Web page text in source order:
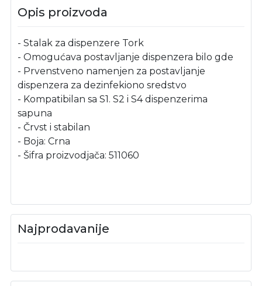
Opis proizvoda
- Stalak za dispenzere Tork
- Omogućava postavljanje dispenzera bilo gde
- Prvenstveno namenjen za postavljanje
dispenzera za dezinfekiono sredstvo
- Kompatibilan sa S1. S2 i S4 dispenzerima
sapuna
- Črvst i stabilan
- Boja: Crna
- Šifra proizvodjača: 511060
Najprodavanije